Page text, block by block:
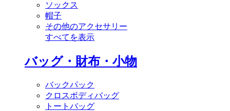
ソックス
帽子
その他のアクセサリー
すべてを表示
バッグ・財布・小物
バックパック
クロスボディバッグ
トートバッグ